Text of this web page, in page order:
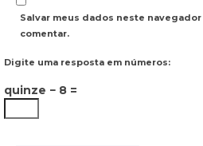
Salvar meus dados neste
comentar.
Digite uma resposta em números:
quinze − 8 =